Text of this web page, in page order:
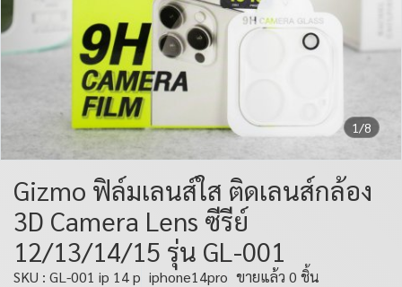
1/8
Gizmo ฟิล์มเลนส์ใส ติดเลนส์กล้อง
3D Camera Lens ซีรีย์
12/13/14/15 รุ่น GL-001
SKU : GL-001 ip 14 p iphone14pro ขายแล้ว 0 ชิ้น